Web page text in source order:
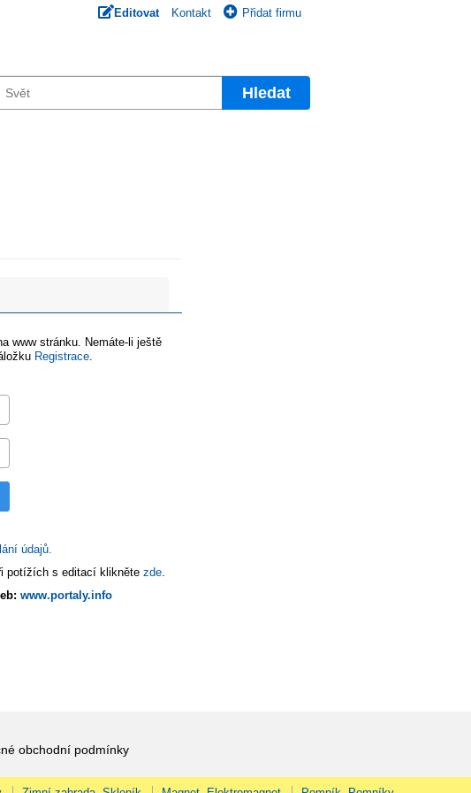
Editovat Kontakt Přidat firmu
Hledat
www stránku. Nemáte-li ještě
Registrace
údajů.
potížích s editací klikněte zde
www.portaly.info
obchodní podmínky